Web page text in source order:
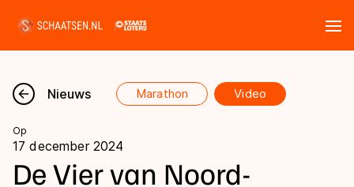
Nieuws
Kalender
Nieuws Marathon Video
Op
17 december 2024
De Vier van Noord-